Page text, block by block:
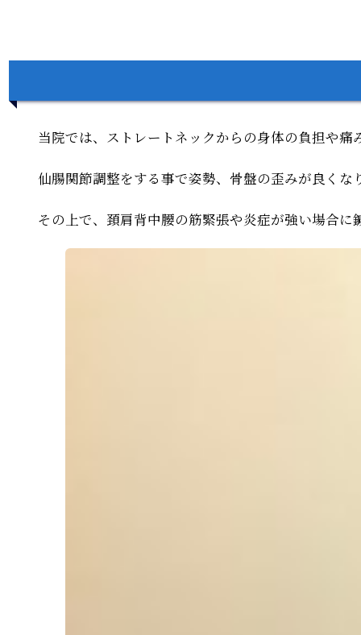
当院では、ストレートネックからの身体の負担や
仙腸関節調整をする事で姿勢、骨盤の歪みが良く
その上で、頚肩背中腰の筋緊張や炎症が強い場合